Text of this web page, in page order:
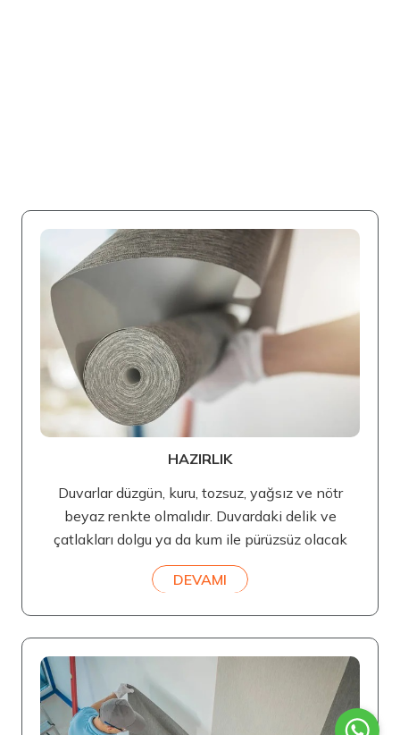
HAZIRLIK
Duvarlar düzgün, kuru, tozsuz, yağsız ve nötr
beyaz renkte olmalıdır. Duvardaki delik ve
çatlakları dolgu ya da kum ile pürüzsüz olacak
DEVAMI